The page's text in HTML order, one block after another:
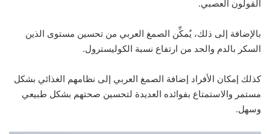
القولون العصبي.
بالإضافة إلى ذلك، يُمكِّن الصمغ العربي من تحسين مستوى الذين
السكر بالدم والحد من ارتفاع نسبة الكوليسترول.
كذلك إمكان الأفراد إضافة الصمغ العربي إلى نظامهم الغذائي بشكل
مستمر والاستمتاع بفوائده العديدة لتحسين صحتهم بشكل طبيعي
وسهل.